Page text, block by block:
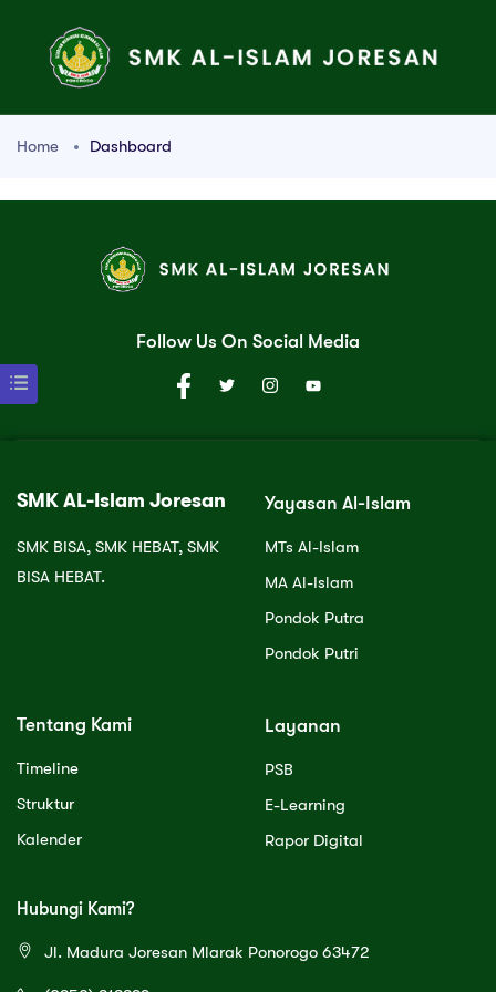
Home Dashboard
Follow Us On Social Media
SMK AL-Islam Joresan
SMK BISA, SMK HEBAT, SMK
BISA HEBAT.
Yayasan Al-Islam
MTs Al-Islam
MA Al-Islam
Pondok Putra
Pondok Putri
Tentang Kami
Timeline
Struktur
Kalender
Layanan
PSB
E-Learning
Rapor Digital
Hubungi Kami?
Jl. Madura Joresan Mlarak Ponorogo 63472